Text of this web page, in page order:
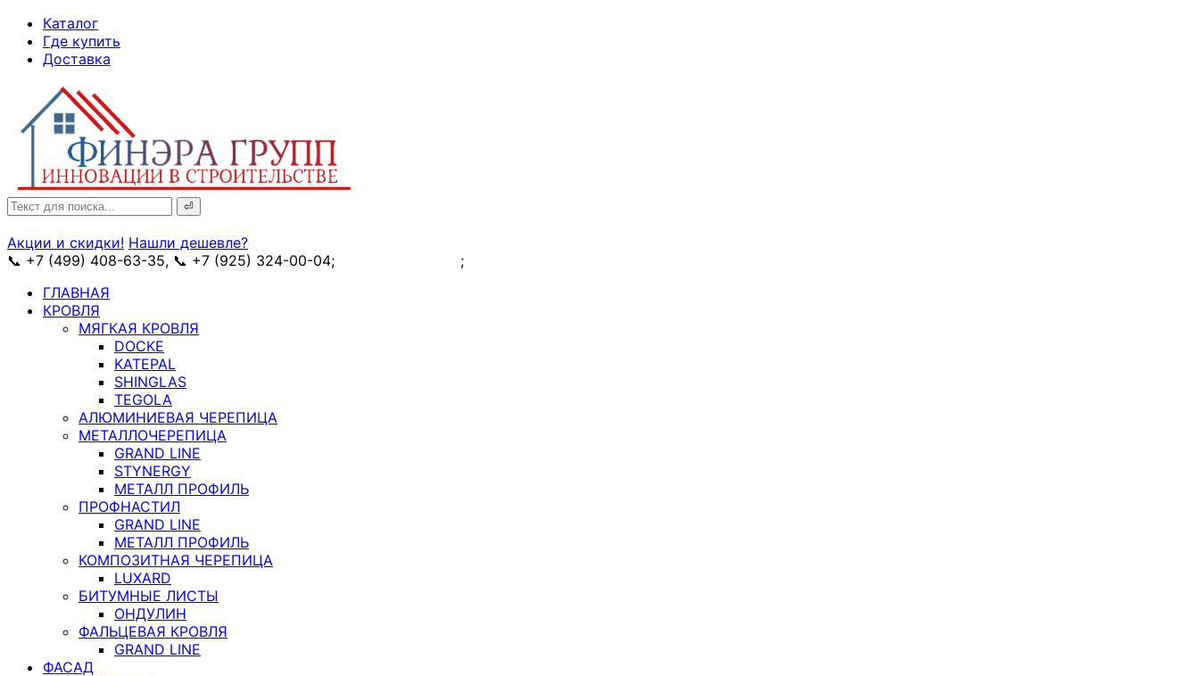
Skip
Content
Каталог
Где купить
Доставка
Search
for:
Акции и скидки! Нашли дешевле?
📞 +7 (499) 408-63-35, 📞 +7 (925) 324-00-04;
;
ГЛАВНАЯ
КРОВЛЯ
МЯГКАЯ КРОВЛЯ
DOCKE
KATEPAL
SHINGLAS
TEGOLA
АЛЮМИНИЕВАЯ ЧЕРЕПИЦА
МЕТАЛЛОЧЕРЕПИЦА
GRAND LINE
STYNERGY
МЕТАЛЛ ПРОФИЛЬ
ПРОФНАСТИЛ
GRAND LINE
МЕТАЛЛ ПРОФИЛЬ
КОМПОЗИТНАЯ ЧЕРЕПИЦА
LUXARD
БИТУМНЫЕ ЛИСТЫ
ОНДУЛИН
ФАЛЬЦЕВАЯ КРОВЛЯ
GRAND LINE
ФАСАД